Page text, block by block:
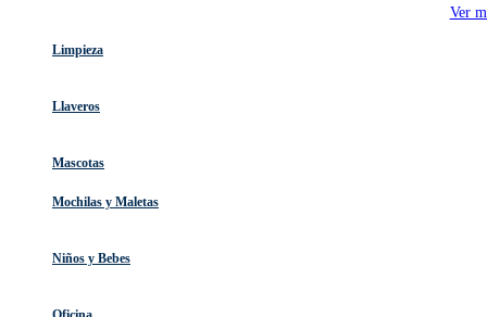
Ver
Limpieza
Llaveros
Mascotas
Mochilas y Maletas
Niños y Bebes